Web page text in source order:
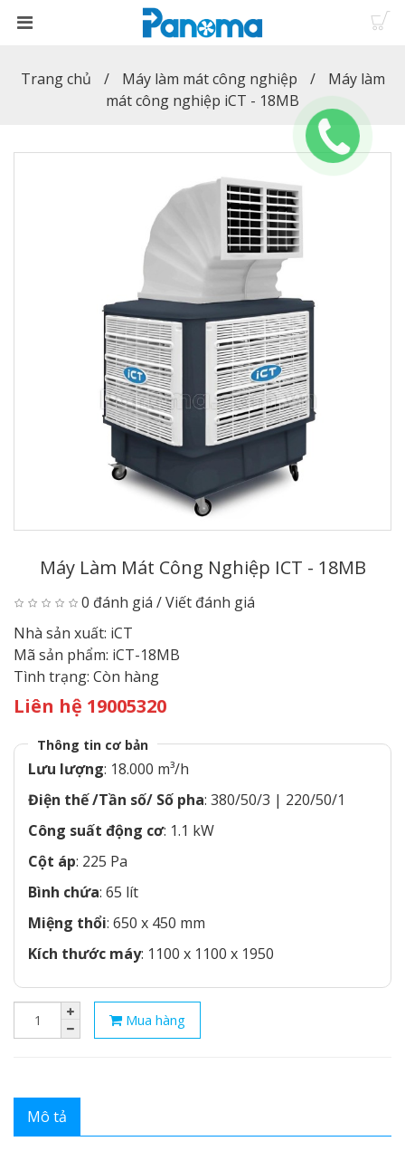
Trang chủ Máy làm mát công nghiệp
Máy làm
mát công nghiệp iCT - 18MB
Máy Làm Mát Công Nghiệp ICT - 18MB
0 đánh giá /Viết đánh giá
Nhà sản xuất: iCT
Mã sản phẩm: iCT-18MB
Tình trạng: Còn hàng
Liên hệ 19005320
Thông tin cơ bản
Lưu lượng: 18.000 m³/h
Điện thế /Tần số/ Số pha: 380/50/3 | 220/50/1
Công suất động cơ: 1.1 kW
Cột áp: 225 Pa
Bình chứa: 65 lít
Miệng thổi: 650 x 450 mm
Kích thước máy: 1100 x 1100 x 1950
Mua hàng
Mô tả